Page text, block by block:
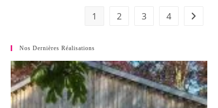
1 2 3 4
Nos Dernières Réalisations